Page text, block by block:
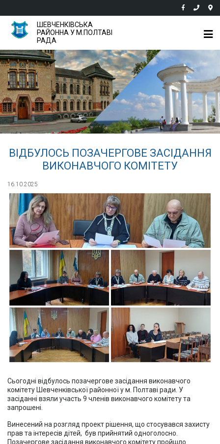
ШЕВЧЕНКІВСЬКА
РАЙОННА У М.ПОЛТАВІ
РАДА
ВІДБУЛОСЬ ПОЗАЧЕРГОВЕ ЗАСІДАННЯ
ВИКОНАВЧОГО КОМІТЕТУ
16.10.2025
Сьогодні відбулось позачергове засідання виконавчого
комітету Шевченківської районної у м. Полтаві ради. У
засіданні взяли участь 9 членів виконавчого комітету та
запрошені.
Винесений на розгляд проект рішення, що стосувався захисту
прав та інтересів дітей, був прийнятий одноголосно.
Позачергове засідання виконавчого комітету пройшло